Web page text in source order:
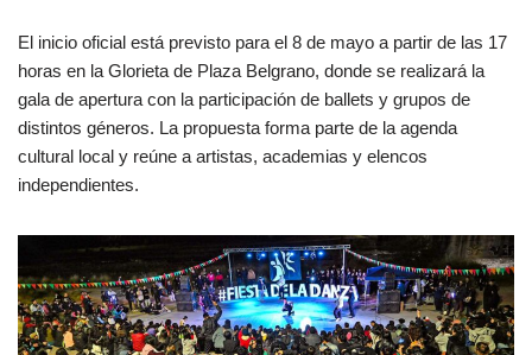
El inicio oficial está previsto para el 8 de mayo a partir de las 17
horas en la Glorieta de Plaza Belgrano, donde se realizará la
gala de apertura con la participación de ballets y grupos de
distintos géneros. La propuesta forma parte de la agenda
cultural local y reúne a artistas, academias y elencos
independientes.